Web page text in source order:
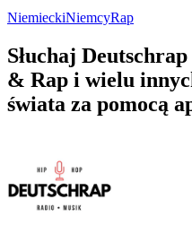
NiemieckiNiemcyRap
Słuchaj
& Rap i wielu
świata za pomocą